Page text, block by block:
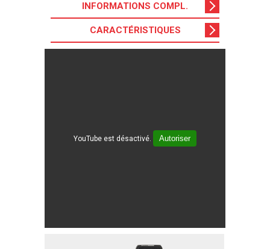
INFORMATIONS COMPL.
CARACTÉRISTIQUES
YouTube est désactivé. Autoriser